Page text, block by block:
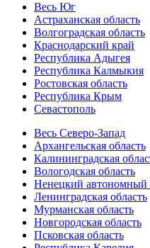
Весь Юг
Астраханская область
Волгоградская область
Краснодарский край
Республика Адыгея
Республика Калмыкия
Ростовская область
Республика Крым
Севастополь
Весь Северо-Запад
Архангельская область
Калининградская
Вологодская область
Ненецкий автономный
Ленинградская область
Мурманская область
Новгородская область
Псковская область